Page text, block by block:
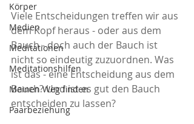
Körper
Medien
Meditationen
Meditationshilfen
Meinen Weg finden
Paarbeziehung
Viele Entscheidungen treffen wir aus
dem Kopf heraus - oder aus dem
Bauch - doch auch der Bauch ist
nicht so eindeutig zuzuordnen. Was
ist das - eine Entscheidung aus dem
Bauch? Und ist es gut den Bauch
entscheiden zu lassen?